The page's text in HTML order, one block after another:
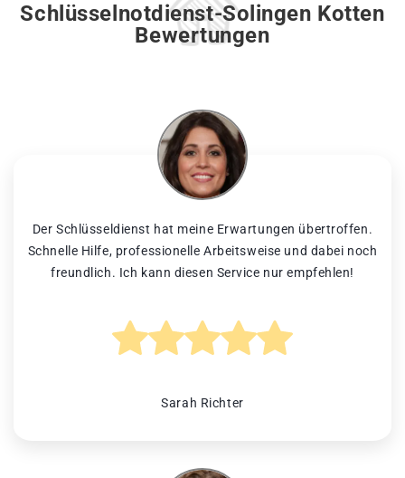
Schlüsselnotdienst-Solingen Kotten
Bewertungen
Der Schlüsseldienst hat meine Erwartungen übertroffen.
Schnelle Hilfe, professionelle Arbeitsweise und dabei noch
freundlich. Ich kann diesen Service nur empfehlen!
Sarah Richter